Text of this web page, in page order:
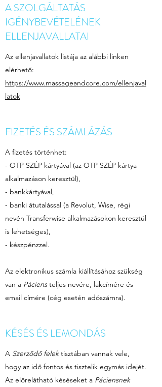
A SZOLGÁLTATÁS
IGÉNYBEVÉTELÉNEK
ELLENJAVALLATAI
Az ellenjavallatok listája az alábbi linken
elérhető:
https://www.massageandcore.com/ellenjaval
latok
FIZETÉS ÉS SZÁMLÁZÁS
A fizetés történhet:
- OTP SZÉP kártyával (az OTP SZÉP kártya
alkalmazáson keresztül),
- bankkártyával,
- banki átutalással (a Revolut, Wise, régi
nevén Transferwise alkalmazásokon keresztül
is lehetséges),
- készpénzzel.
Az elektronikus számla kiállításához szükség
van a Páciensteljes nevére, lakcímére és
email címére (cég esetén adószámra).
KÉSÉS ÉS LEMONDÁS
A Szerződő felektisztában vannak vele,
hogy az idő fontos és tisztelik egymás idejét.
Az előrelátható késéseket a Páciensnek